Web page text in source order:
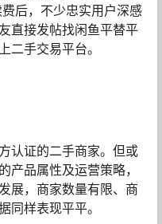
后，不少忠实用户深感
直接发帖找闲鱼平替平
二手交易平台。
认证的二手商家。但或
产品属性及运营策略，
展，商家数量有限、商
同样表现平平。